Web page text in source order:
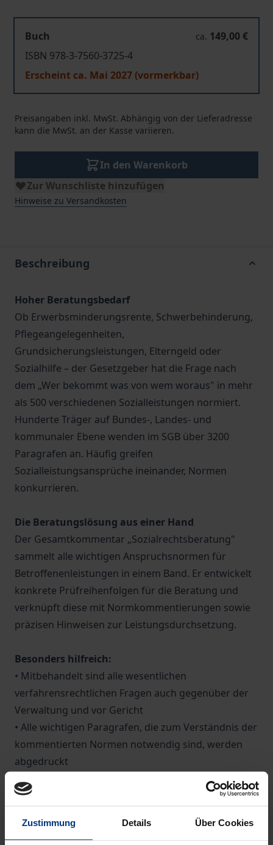
Zustimmung Details Über Cookies
Buch ca. 149,00 €
ISBN 978-3-7560-3725-4
Erscheint ca. Mai 2027 (vormerkbar)
Preisangaben inkl. MwSt. Abhängig von der Lieferadresse
kann die MwSt. an der Kasse variieren.
In den Warenkorb
Zur Wunschliste hinzufügen
Hinweise zu Versandkosten
Beschreibung
Hoher Beratungsbedarf
Ob Erwerbsminderungsrente, Schwerbehinderung,
Pflegeangelegenheiten,
Grundsicherungsleistungen, Elterngeld oder
Sozialhilfe – der Gesetzgeber hat die Frage nach
dem „Wer bekommt was von wem woraus" in mehr
als 500 verschiedenen Sozialleistungen normiert.
Hunderte Träger auf Bundes-, Landes- und
kommunaler Ebene wenden im SGB über 3200
Paragrafen an. Häufig greifen
Sozialleistungsansprüche ineinander, Normen
konkurrieren.
Die Beratungslösung aus einer Hand
Der Gesamtkommentar „Sozialrechtsberatung"
sammelt alle wichtigen Anspruchsnormen für
Betroffenenleistungen in einem Band. Er entwickelt
konkrete Prüfreihenfolgen für die Beratung und
verknüpft diese mit Normkommentierungen sowie
präzisen Hinweisen zur Leistungsdurchsetzung.
Besonders hilfreich:
• Mitbehandelt sind alle wesentlichen
verfahrensrechtlichen Fragen auch gegenüber der
Verwaltung und vor Gericht
• Alle wichtigen Paragrafen, die zum Verständnis der
kommentierten Normen notwendig sind, werden
abgedruckt
• Eine verständliche Sprache, konkrete
Berechnungsbeispiele, juristische Definitionen und
Beratungszugang